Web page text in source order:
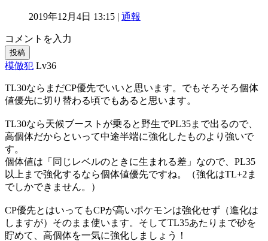
2019年12月4日 13:15 | 通報
コメントを入力
投稿
模倣犯 Lv36
TL30ならまだCP優先でいいと思います。でもそろそろ個体
値優先に切り替わる頃でもあると思います。
TL30なら天候ブーストが乗ると野生でPL35まで出るので、
高個体だからといって中途半端に強化したものより強いで
す。
個体値は「同じレベルのときに生まれる差」なので、PL35
以上まで強化するなら個体値優先ですね。（強化はTL+2ま
でしかできません。）
CP優先とはいってもCPが高いポケモンは強化せず（進化は
しますが）そのまま使います。そしてTL35あたりまで砂を
貯めて、高個体を一気に強化しましょう！